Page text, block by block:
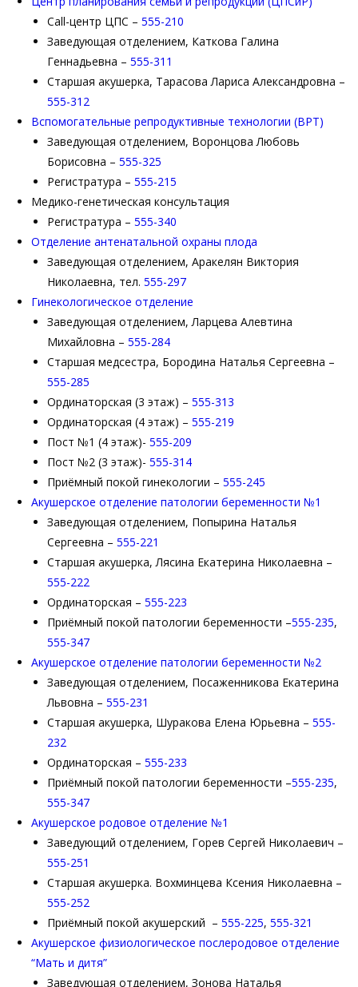
Call-центр ЦПС – 555-210
Заведующая отделением, Каткова Галина
Геннадьевна – 555-311
Старшая акушерка, Тарасова Лариса Александровна –
555-312
Вспомогательные репродуктивные технологии (ВРТ)
Заведующая отделением, Воронцова Любовь
Борисовна – 555-325
Регистратура – 555-215
Медико-генетическая консультация
Регистратура – 555-340
Отделение антенатальной охраны плода
Заведующая отделением, Аракелян Виктория
Николаевна, тел. 555-297
Гинекологическое отделение
Заведующая отделением, Ларцева Алевтина
Михайловна – 555-284
Старшая медсестра, Бородина Наталья Сергеевна –
555-285
Ординаторская (3 этаж) – 555-313
Ординаторская (4 этаж) – 555-219
Пост №1 (4 этаж)- 555-209
Пост №2 (3 этаж)- 555-314
Приёмный покой гинекологии – 555-245
Акушерское отделение патологии беременности №1
Заведующая отделением, Попырина Наталья
Сергеевна – 555-221
Старшая акушерка, Лясина Екатерина Николаевна –
555-222
Ординаторская – 555-223
Приёмный покой патологии беременности –555-235,
555-347
Акушерское отделение патологии беременности №2
Заведующая отделением, Посаженникова Екатерина
Львовна – 555-231
Старшая акушерка, Шуракова Елена Юрьевна – 555-
232
Ординаторская – 555-233
Приёмный покой патологии беременности –555-235,
555-347
Акушерское родовое отделение №1
Заведующий отделением, Горев Сергей Николаевич –
555-251
Старшая акушерка. Вохминцева Ксения Николаевна –
555-252
Приёмный покой акушерский – 555-225, 555-321
Акушерское физиологическое послеродовое отделение
“Мать и дитя”
Заведующая отделением, Зонова Наталья